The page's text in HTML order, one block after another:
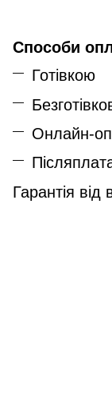
Способи
Готівкою
Онлайн-
Гарантія від